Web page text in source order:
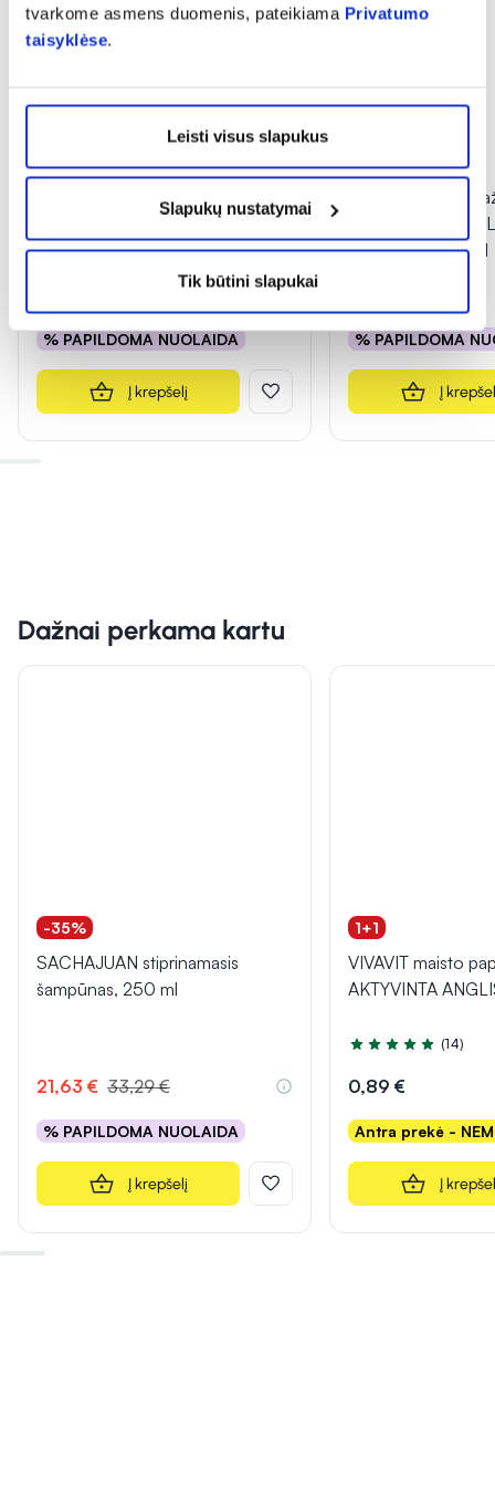
tvarkome asmens duomenis, pateikiama Privatumo
taisyklėse.
Leisti visus slapukus
Slapukų nustatymai
Tik būtini slapukai
-50%
BIOCLIN kasdieninis plaukų
serumas BIO ARGAN, 100 ml
% PAPILDOMA NUOLAIDA
Į krepšelį
-50%
BIOCLIN kaukė
plaukams BIO
PROTECT, 100 ml
% PAPILDOMA
Į
Dažnai perkama kartu
-35%
SACHAJUAN stiprinamasis
šampūnas, 250 ml
21,63 € 33,29 €
% PAPILDOMA NUOLAIDA
Į krepšelį
1+1
VIVAVIT maisto
AKTYVINTA
Įvertinimas 5.0 iš 5
(14)
0,89 €
Antra prekė -
Į